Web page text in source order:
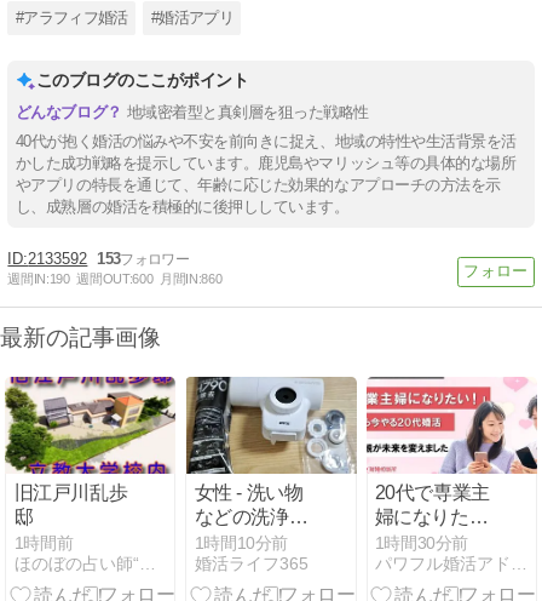
#アラフィフ婚活 #婚活アプリ
このブログのここがポイント
地域密着型と真剣層を狙った戦略性
40代が抱く婚活の悩みや不安を前向きに捉え、地域の特性や生活背景を活
かした成功戦略を提示しています。鹿児島やマリッシュ等の具体的な場所
やアプリの特長を通じて、年齢に応じた効果的なアプローチの方法を示
し、成熟層の婚活を積極的に後押ししています。
2133592 153
週間IN:190 週間OUT:600 月間IN:860
最新の記事画像
旧江戸川乱歩
邸
1時間前
女性 - 洗い物
などの洗浄面
まで考慮され
ている浄水
器！
1時間10分前
婚活ライフ365
20代で専業主
婦になりた
い！そんな願
いを叶えた婚
活ストーリー
1時間30分前